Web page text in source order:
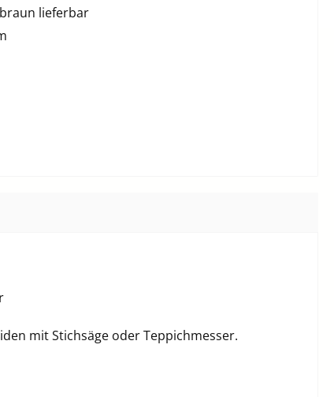
lieferbar
mit Stichsäge oder Teppichmesser.